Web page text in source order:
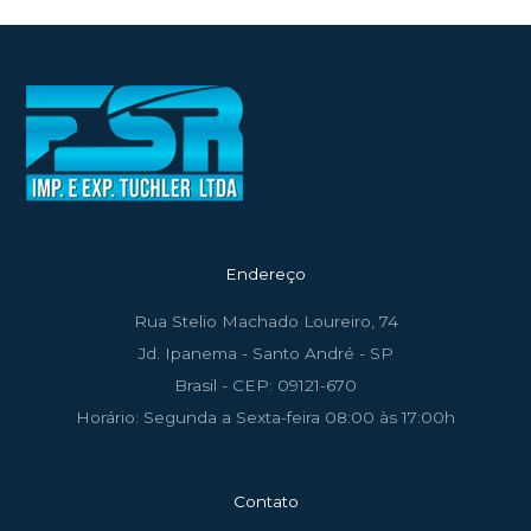
Endereço
Rua Stelio Machado Loureiro, 74
Jd. Ipanema - Santo André - SP
Brasil - CEP: 09121-670
Horário: Segunda a Sexta-feira 08:00 às 17:00h
Contato